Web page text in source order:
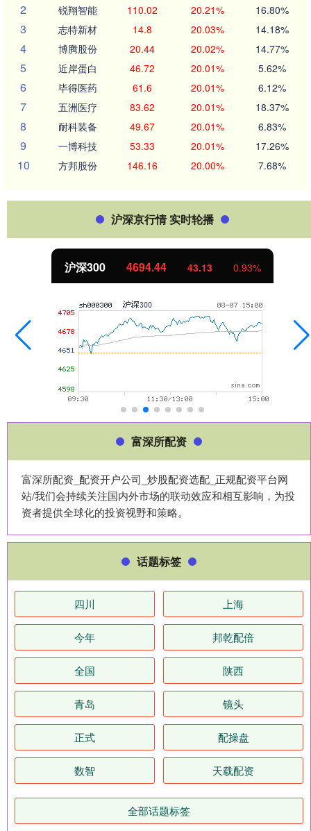
2 锐翔智能 110.02 20.21% 16.80%
3 志特新材 14.8 20.03% 14.18%
4 博腾股份 20.44 20.02% 14.77%
5 近岸蛋白 46.72 20.01% 5.62%
6 毕得医药 61.6 20.01% 6.12%
7 五洲医疗 83.62 20.01% 18.37%
8 耐科装备 49.67 20.01% 6.83%
9 一博科技 53.33 20.01% 17.26%
10 方邦股份 146.16 20.00% 7.68%
沪深京行情 实时轮播
43.13 0.93%
富深所配资
富深所配资_配资开户公司_炒股配资选配_正规配资平台网
站/我们会持续关注国内外市场的联动效应和相互影响，为投
资者提供全球化的投资视野和策略。
话题标签
四川 上海
今年 邦乾配倍
全国 陕西
青岛 镜头
正式 配操盘
数智 天载配资
全部话题标签